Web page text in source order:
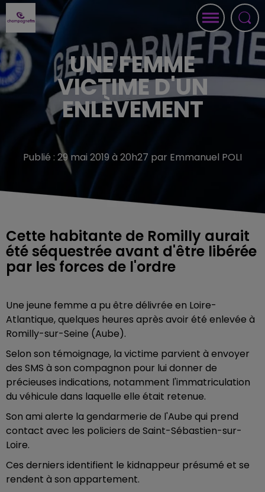
UNE FEMME
VICTIME D'UN
ENLÈVEMENT
Publié : 29 mai 2019 à 20h27 par Emmanuel POLI
Cette habitante de Romilly aurait
été séquestrée avant d'être libérée
par les forces de l'ordre
Une jeune femme a pu être délivrée en Loire-
Atlantique, quelques heures après avoir été enlevée à
Romilly-sur-Seine (Aube).
Selon son témoignage, la victime parvient à envoyer
des SMS à son compagnon pour lui donner de
précieuses indications, notamment l'immatriculation
du véhicule dans laquelle elle était retenue.
Son ami alerte la gendarmerie de l'Aube qui prend
contact avec les policiers de Saint-Sébastien-sur-
Loire.
Ces derniers identifient le kidnappeur présumé et se
rendent à son appartement.